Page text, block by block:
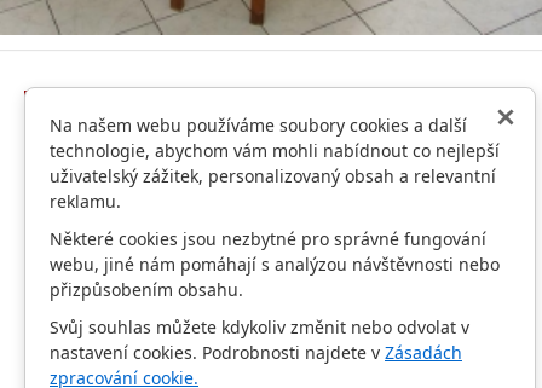
Home
Fotogalerie
Na našem webu používáme soubory cookies a další
technologie, abychom vám mohli nabídnout co nejlepší
uživatelský zážitek, personalizovaný obsah a relevantní
reklamu.
Některé cookies jsou nezbytné pro správné fungování
webu, jiné nám pomáhají s analýzou návštěvnosti nebo
přizpůsobením obsahu.
Svůj souhlas můžete kdykoliv změnit nebo odvolat v
nastavení cookies. Podrobnosti najdete v Zásadách
zpracování cookie.